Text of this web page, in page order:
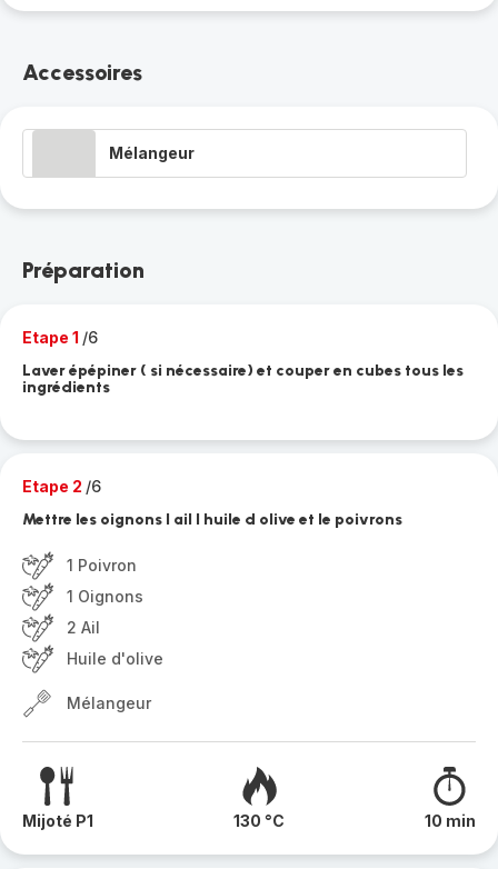
Accessoires
Mélangeur
Préparation
Etape 1 /6
Laver épépiner ( si nécessaire) et couper en cubes tous les
ingrédients
Etape 2 /6
Mettre les oignons l ail l huile d olive et le poivrons
1 Poivron
1 Oignons
2 Ail
Huile d'olive
Mélangeur
Mijoté P1 130 °C 10 min